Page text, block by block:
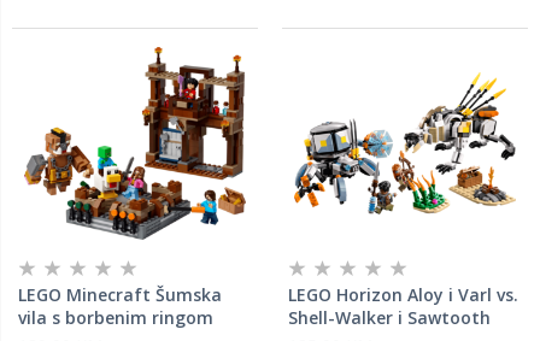
LEGO Minecraft Šumska
vila s borbenim ringom
LEGO Horizon Aloy i Varl vs.
Shell-Walker i Sawtooth